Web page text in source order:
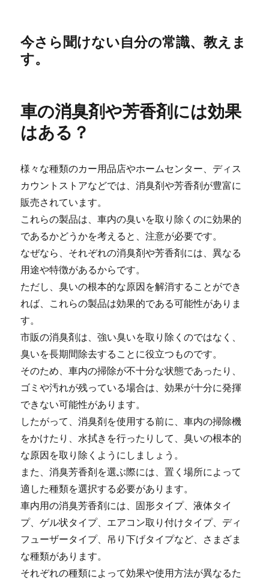
今さら聞けない自分の常識、教えま
す。
車の消臭剤や芳香剤には効果
はある？
様々な種類のカー用品店やホームセンター、ディス
カウントストアなどでは、消臭剤や芳香剤が豊富に
販売されています。
これらの製品は、車内の臭いを取り除くのに効果的
であるかどうかを考えると、注意が必要です。
なぜなら、それぞれの消臭剤や芳香剤には、異なる
用途や特徴があるからです。
ただし、臭いの根本的な原因を解消することができ
れば、これらの製品は効果的である可能性がありま
す。
市販の消臭剤は、強い臭いを取り除くのではなく、
臭いを長期間除去することに役立つものです。
そのため、車内の掃除が不十分な状態であったり、
ゴミや汚れが残っている場合は、効果が十分に発揮
できない可能性があります。
したがって、消臭剤を使用する前に、車内の掃除機
をかけたり、水拭きを行ったりして、臭いの根本的
な原因を取り除くようにしましょう。
また、消臭芳香剤を選ぶ際には、置く場所によって
適した種類を選択する必要があります。
車内用の消臭芳香剤には、固形タイプ、液体タイ
プ、ゲル状タイプ、エアコン取り付けタイプ、ディ
フューザータイプ、吊り下げタイプなど、さまざま
な種類があります。
それぞれの種類によって効果や使用方法が異なるた